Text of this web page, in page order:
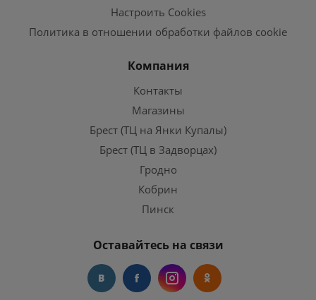
Настроить Cookies
Политика в отношении обработки файлов cookie
Компания
Контакты
Магазины
Брест (ТЦ на Янки Купалы)
Брест (ТЦ в Задворцах)
Гродно
Кобрин
Пинск
Оставайтесь на связи